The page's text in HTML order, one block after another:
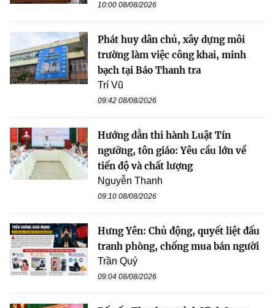
10:00 08/08/2026
Phát huy dân chủ, xây dựng môi
trường làm việc công khai, minh
bạch tại Báo Thanh tra
Trí Vũ
09:42 08/08/2026
Hướng dẫn thi hành Luật Tín
ngưỡng, tôn giáo: Yêu cầu lớn về
tiến độ và chất lượng
Nguyễn Thanh
09:10 08/08/2026
Hưng Yên: Chủ động, quyết liệt đấu
tranh phòng, chống mua bán người
Trần Quý
09:04 08/08/2026